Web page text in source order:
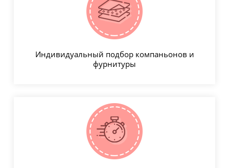
Индивидуальный подбор компаньонов и
фурнитуры